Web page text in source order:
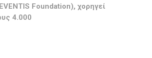
Foundation), χορηγεί
4.000